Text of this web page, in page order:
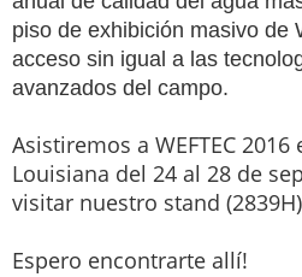
piso de exhibición masivo de
acceso sin igual a las
avanzados del campo.
Asistiremos a WEFTEC
Louisiana del 24 al 28 de
visitar nuestro stand
Espero encontrarte allí!